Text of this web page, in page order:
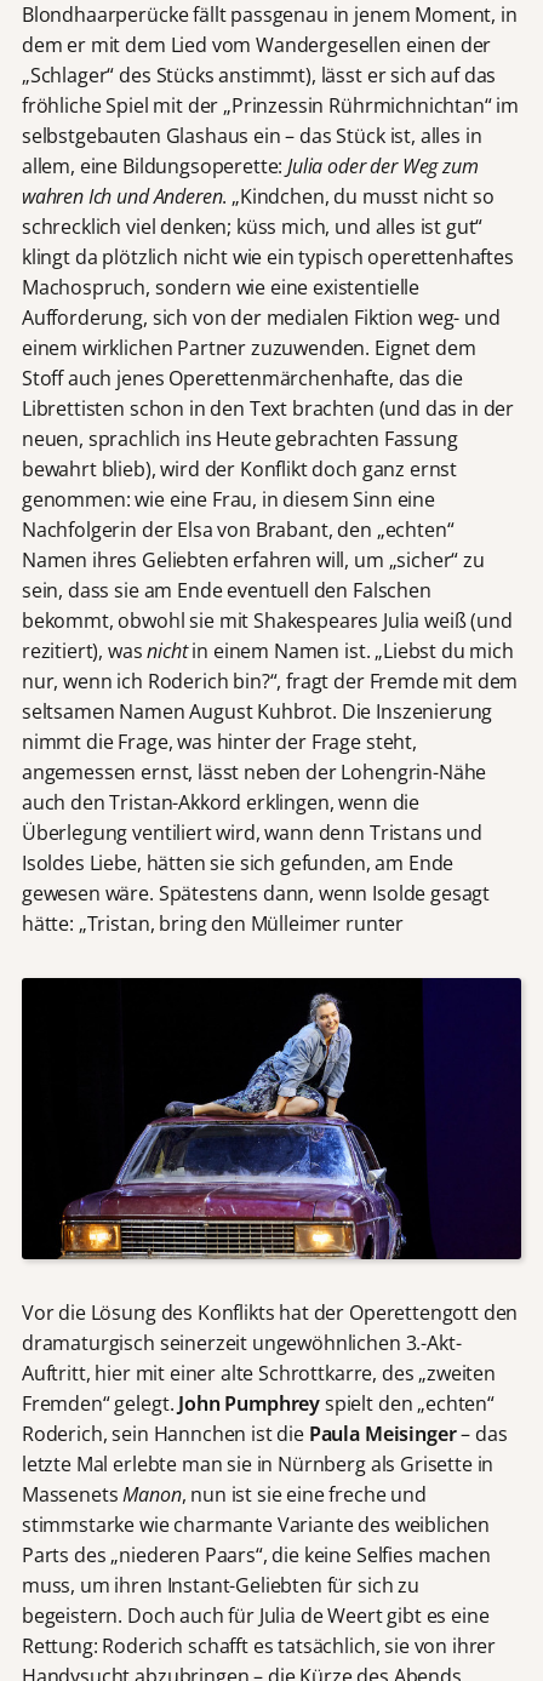
Blondhaarperücke fällt passgenau in jenem Moment, in
dem er mit dem Lied vom Wandergesellen einen der
„Schlager“ des Stücks anstimmt), lässt er sich auf das
fröhliche Spiel mit der „Prinzessin Rührmichnichtan“ im
selbstgebauten Glashaus ein – das Stück ist, alles in
allem, eine Bildungsoperette:Julia oder der Weg zum
wahren Ich und Anderen. „Kindchen, du musst nicht so
schrecklich viel denken; küss mich, und alles ist gut“
klingt da plötzlich nicht wie ein typisch operettenhaftes
Machospruch, sondern wie eine existentielle
Aufforderung, sich von der medialen Fiktion weg- und
einem wirklichen Partner zuzuwenden. Eignet dem
Stoff auch jenes Operettenmärchenhafte, das die
Librettisten schon in den Text brachten (und das in der
neuen, sprachlich ins Heute gebrachten Fassung
bewahrt blieb), wird der Konflikt doch ganz ernst
genommen: wie eine Frau, in diesem Sinn eine
Nachfolgerin der Elsa von Brabant, den „echten“
Namen ihres Geliebten erfahren will, um „sicher“ zu
sein, dass sie am Ende eventuell den Falschen
bekommt, obwohl sie mit Shakespeares Julia weiß (und
rezitiert), wasnichtin einem Namen ist. „Liebst du mich
nur, wenn ich Roderich bin?“, fragt der Fremde mit dem
seltsamen Namen August Kuhbrot. Die Inszenierung
nimmt die Frage, was hinter der Frage steht,
angemessen ernst, lässt neben der Lohengrin-Nähe
auch den Tristan-Akkord erklingen, wenn die
Überlegung ventiliert wird, wann denn Tristans und
Isoldes Liebe, hätten sie sich gefunden, am Ende
gewesen wäre. Spätestens dann, wenn Isolde gesagt
hätte: „Tristan, bring den Mülleimer runter
Vor die Lösung des Konflikts hat der Operettengott den
dramaturgisch seinerzeit ungewöhnlichen 3.-Akt-
Auftritt, hier mit einer alte Schrottkarre, des „zweiten
Fremden“ gelegt. John Pumphreyspielt den „echten“
Roderich, sein Hannchen ist die Paula Meisinger– das
letzte Mal erlebte man sie in Nürnberg als Grisette in
MassenetsManon, nun ist sie eine freche und
stimmstarke wie charmante Variante des weiblichen
Parts des „niederen Paars“, die keine Selfies machen
muss, um ihren Instant-Geliebten für sich zu
begeistern. Doch auch für Julia de Weert gibt es eine
Rettung: Roderich schafft es tatsächlich, sie von ihrer